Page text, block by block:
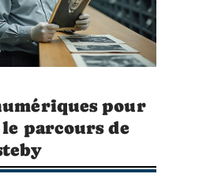
pour
parcours de